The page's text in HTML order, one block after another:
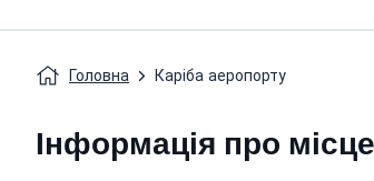
Головна Каріба аеропорту
Інформація про